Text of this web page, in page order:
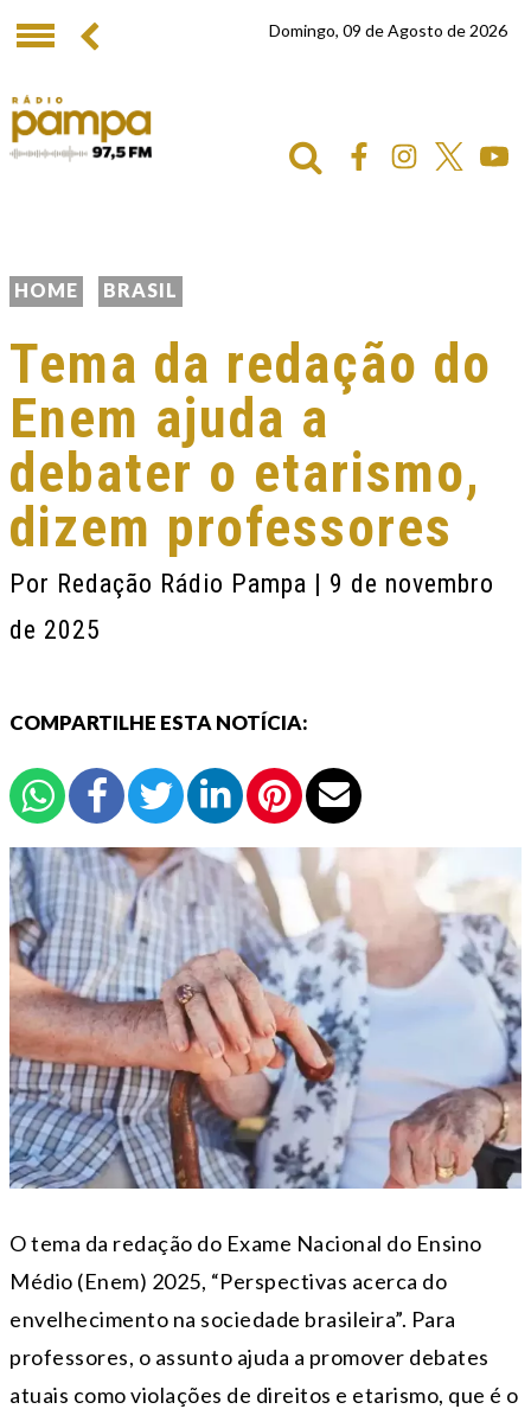
Domingo, 09 de Agosto de 2026
HOME BRASIL
Tema da redação do
Enem ajuda a
debater o etarismo,
dizem professores
Por Redação Rádio Pampa | 9 de novembro
de 2025
COMPARTILHE ESTA NOTÍCIA:
O tema da redação do Exame Nacional do Ensino
Médio (Enem) 2025, “Perspectivas acerca do
envelhecimento na sociedade brasileira”. Para
professores, o assunto ajuda a promover debates
atuais como violações de direitos e etarismo, que é o